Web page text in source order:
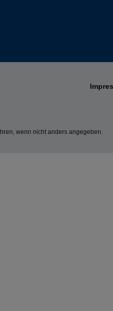
wenn nicht anders angegeben.